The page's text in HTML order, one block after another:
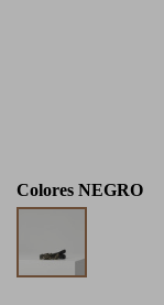
Colores NEGRO